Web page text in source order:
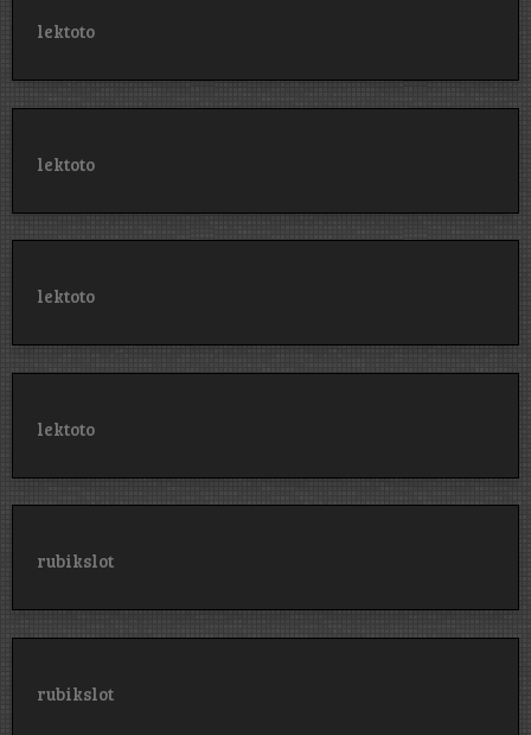
lektoto
lektoto
lektoto
lektoto
rubikslot
rubikslot